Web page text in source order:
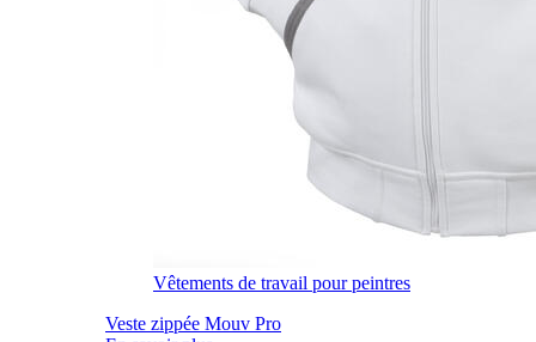
Vêtements de travail pour peintres
Veste zippée Mouv Pro